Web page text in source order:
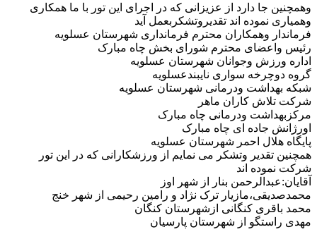
وهمچنین جا دارد از عزیزانی که در اجرای این تور با ما همکاری
وهمیاری نموده اند تقدیروتشکربعمل آید
فرماندار وهمکاران محترم فرمانداری شهرستان عسلویه
رئیس واعضای محترم شورای بخش چاه مبارک
اداره ورزش وجوانان شهرستان عسلویه
گروه دوچرخه سواری نایبندعسلویه
شبکه بهداشت ودرمانی شهرستان عسلویه
شرکت تلاش کاران ماهر
مرکزبهداشت ودرمانی چاه مبارک
اورژانش جاده ای چاه مبارک
پایگاه هلال احمر شهرستان عسلویه
همچنین تقدیر وتشکر می نمایم از ورزشکارانی که در این تور
شرکت نموده اند
آقایان:عبدالرحمن بنار از شهر اوز
محمدصدیقی،مازیار ترک نژاد و رامین رحیمی از شهر خنج
محمد باقری کنگانی ازشهرستان کنگان
مهدی راستگو از شهرستان پارسیان